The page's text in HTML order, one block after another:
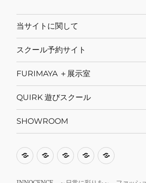
当サイトに関して
スクール予約サイト
FURIMAYA ＋展示室
QUIRK 遊びスクール
SHOWROOM
当
イ
ス
ー
FURIMAYA
展
QUIRK
び